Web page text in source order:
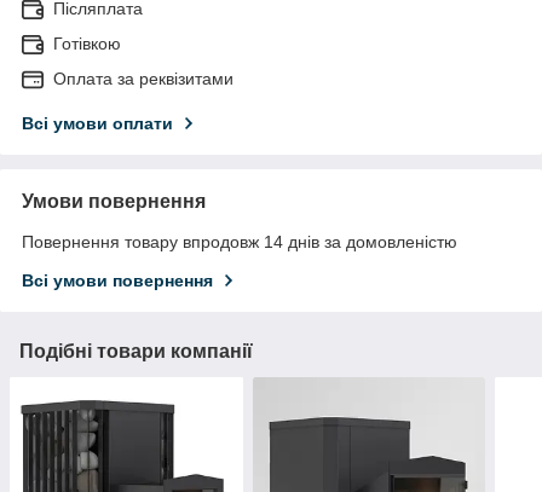
Післяплата
Готівкою
Оплата за реквізитами
Всі умови оплати
Умови повернення
Повернення товару впродовж 14 днів за домовленістю
Всі умови повернення
Подібні товари компанії